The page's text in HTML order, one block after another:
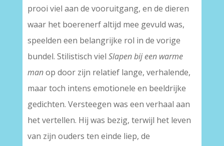
prooi viel aan de vooruitgang, en de dieren
waar het boerenerf altijd mee gevuld was,
speelden een belangrijke rol in de vorige
bundel. Stilistisch viel Slapen bij een warme
manop door zijn relatief lange, verhalende,
maar toch intens emotionele en beeldrijke
gedichten. Versteegen was een verhaal aan
het vertellen. Hij was bezig, terwijl het leven
van zijn ouders ten einde liep, de